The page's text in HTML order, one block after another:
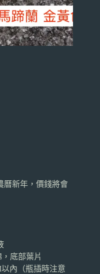
曆新年，價錢將會
底部葉片
內（瓶插時注意